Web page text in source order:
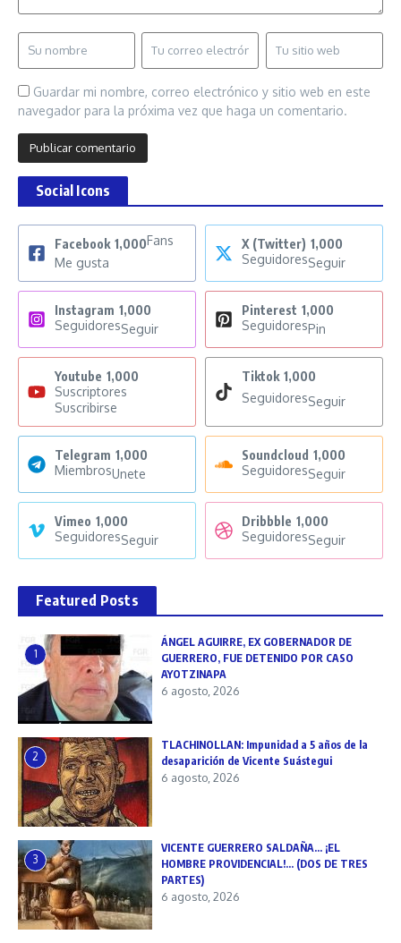
Guardar mi nombre, correo electrónico y sitio web en este
navegador para la próxima vez que haga un comentario.
Social Icons
Facebook 1,000Fans
Me gusta
X (Twitter) 1,000
SeguidoresSeguir
Instagram 1,000
SeguidoresSeguir
Pinterest 1,000
SeguidoresPin
Youtube 1,000
Suscriptores
Suscribirse
Tiktok 1,000
SeguidoresSeguir
Telegram 1,000
MiembrosUnete
Soundcloud 1,000
SeguidoresSeguir
Vimeo 1,000
SeguidoresSeguir
Dribbble 1,000
SeguidoresSeguir
Featured Posts
1
ÁNGEL AGUIRRE, EX GOBERNADOR DE
GUERRERO, FUE DETENIDO POR CASO
AYOTZINAPA
6 agosto, 2026
2
TLACHINOLLAN: Impunidad a 5 años de la
desaparición de Vicente Suástegui
6 agosto, 2026
3
VICENTE GUERRERO SALDAÑA… ¡EL
HOMBRE PROVIDENCIAL!… (DOS DE TRES
PARTES)
6 agosto, 2026